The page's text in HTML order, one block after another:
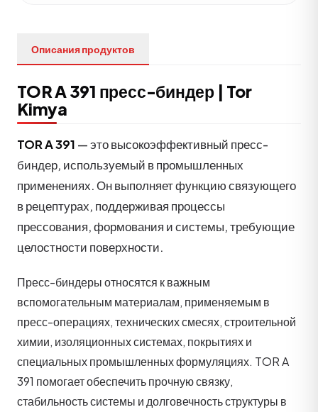
Описания продуктов
TOR A 391 пресс-биндер | Tor
Kimya
TOR A 391 — это высокоэффективный пресс-
биндер, используемый в промышленных
применениях. Он выполняет функцию связующего
в рецептурах, поддерживая процессы
прессования, формования и системы, требующие
целостности поверхности.
Пресс-биндеры относятся к важным
вспомогательным материалам, применяемым в
пресс-операциях, технических смесях, строительной
химии, изоляционных системах, покрытиях и
специальных промышленных формуляциях. TOR A
391 помогает обеспечить прочную связку,
стабильность системы и долговечность структуры в